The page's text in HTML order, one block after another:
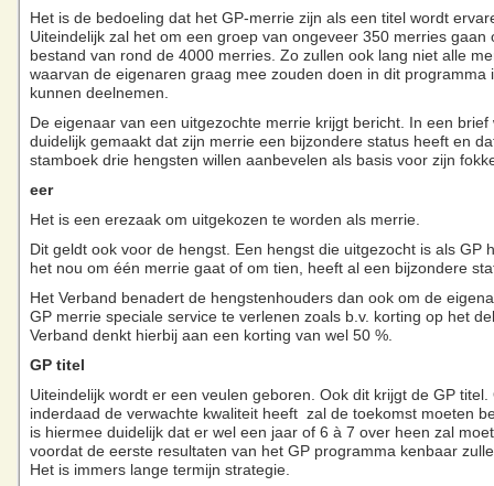
Het is de bedoeling dat het GP-merrie zijn als een titel wordt
Uiteindelijk zal het om een groep van ongeveer 350 merries gaan
bestand van rond de 4000 merries. Zo zullen ook lang niet alle
waarvan de eigenaren graag mee zouden doen in dit programma
kunnen deelnemen.
De eigenaar van een uitgezochte merrie krijgt bericht. In een brief
duidelijk gemaakt dat zijn merrie een bijzondere status heeft en
stamboek drie hengsten willen aanbevelen als basis voor zijn
eer
Het is een erezaak om uitgekozen te worden als merrie.
Dit geldt ook voor de hengst. Een hengst die uitgezocht is als GP
het nou om één merrie gaat of om tien, heeft al een bijzondere
Het Verband benadert de hengstenhouders dan ook om de
GP merrie speciale service te verlenen zoals b.v. korting op het
Verband denkt hierbij aan een korting van wel 50 %.
GP titel
Uiteindelijk wordt er een veulen geboren. Ook dit krijgt de GP titel.
inderdaad de verwachte kwaliteit heeft zal de toekomst moeten
is hiermee duidelijk dat er wel een jaar of 6 à 7 over heen zal
voordat de eerste resultaten van het GP programma kenbaar
Het is immers lange termijn strategie.